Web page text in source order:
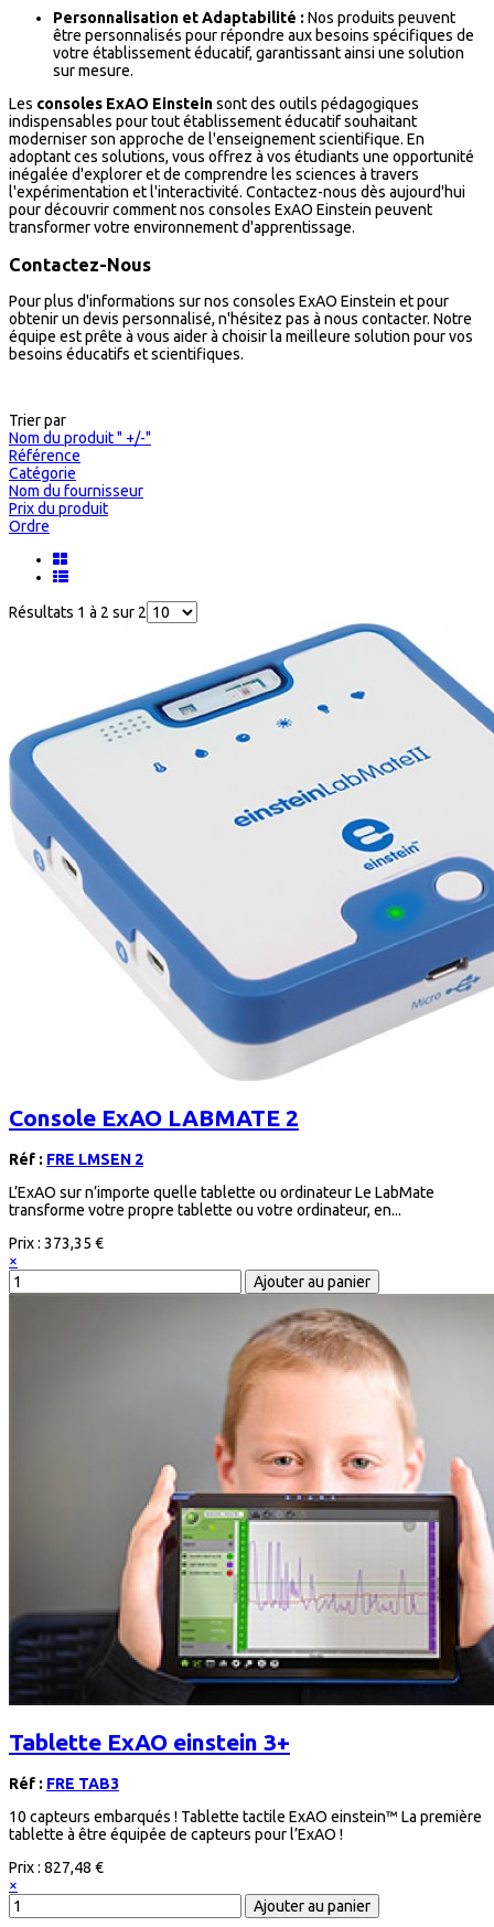
Personnalisation et Adaptabilité : Nos produits peuvent
être personnalisés pour répondre aux besoins spécifiques de
votre établissement éducatif, garantissant ainsi une solution
sur mesure.
Les consoles ExAO Einsteinsont des outils pédagogiques
indispensables pour tout établissement éducatif souhaitant
moderniser son approche de l'enseignement scientifique. En
adoptant ces solutions, vous offrez à vos étudiants une opportunité
inégalée d'explorer et de comprendre les sciences à travers
l'expérimentation et l'interactivité. Contactez-nous dès aujourd'hui
pour découvrir comment nos consoles ExAO Einstein peuvent
transformer votre environnement d'apprentissage.
Contactez-Nous
Pour plus d'informations sur nos consoles ExAO Einstein et pour
obtenir un devis personnalisé, n'hésitez pas à nous contacter. Notre
équipe est prête à vous aider à choisir la meilleure solution pour vos
besoins éducatifs et scientifiques.
Trier par
Nom du produit " +/-"
Référence
Catégorie
Nom du fournisseur
Prix du produit
Ordre
Résultats 1 à 2 sur 2
Console ExAO LABMATE 2
Réf : FRE LMSEN 2
L’ExAO sur n’importe quelle tablette ou ordinateur Le LabMate
transforme votre propre tablette ou votre ordinateur, en...
Prix : 373,35 €
×
Tablette ExAO einstein 3+
Réf : FRE TAB3
10 capteurs embarqués ! Tablette tactile ExAO einstein™ La première
tablette à être équipée de capteurs pour l’ExAO !
Prix : 827,48 €
×